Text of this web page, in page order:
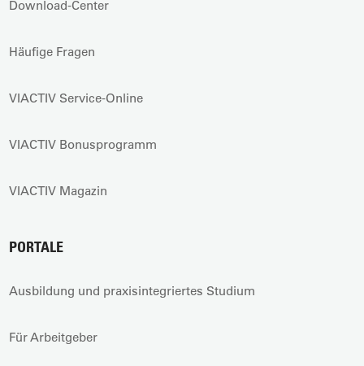
Download-Center
Häufige Fragen
VIACTIV Service-Online
VIACTIV Bonusprogramm
VIACTIV Magazin
PORTALE
Ausbildung und praxisintegriertes Studium
Für Arbeitgeber